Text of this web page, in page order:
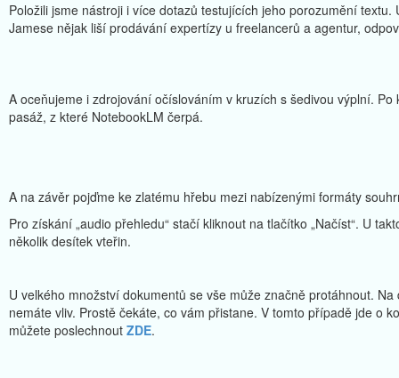
Položili jsme nástroji i více dotazů testujících jeho porozumění textu.
Jamese nějak liší prodávání expertízy u freelancerů a agentur,
A oceňujeme i zdrojování očíslováním v kruzích s šedivou výplní.
pasáž, z které NotebookLM čerpá.
A na závěr pojďme ke zlatému hřebu mezi nabízenými formáty
Pro získání „audio přehledu“ stačí kliknout na tlačítko „Načíst“. U
několik desítek vteřin.
U velkého množství dokumentů se vše může značně protáhnout.
nemáte vliv. Prostě čekáte, co vám přistane. V tomto případě jde o
můžete poslechnout ZDE.